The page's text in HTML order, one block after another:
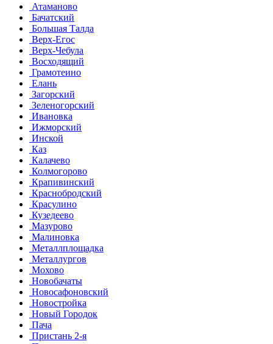
Атаманово
Бачатский
Большая Талда
Верх-Егос
Верх-Чебула
Восходящий
Грамотеино
Елань
Загорский
Зеленогорский
Ивановка
Ижморский
Инской
Каз
Калачево
Колмогорово
Крапивинский
Краснобродский
Красулино
Кузедеево
Мазурово
Малиновка
Металлплощадка
Металлургов
Мохово
Новобачаты
Новосафоновский
Новостройка
Новый Городок
Пача
Пристань 2-я